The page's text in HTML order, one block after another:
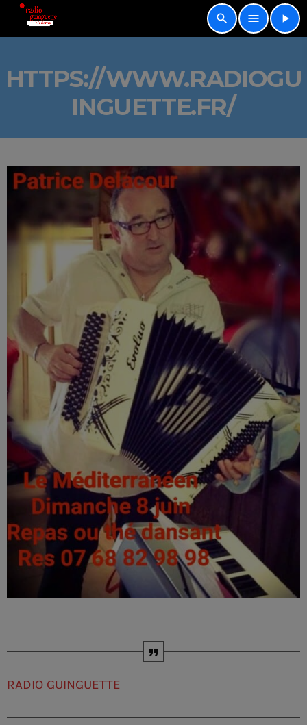
search menu play_arrow
HTTPS://WWW.RADIOGU
INGUETTE.FR/
RADIO GUINGUETTE